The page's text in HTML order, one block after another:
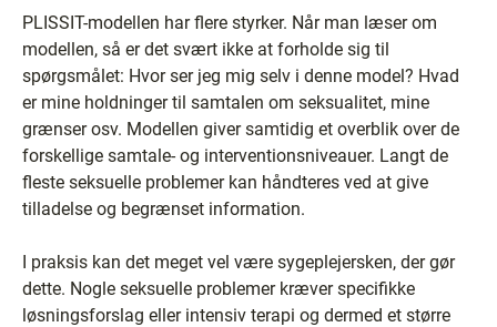
PLISSIT-modellen har flere styrker. Når man læser om
modellen, så er det svært ikke at forholde sig til
spørgsmålet: Hvor ser jeg mig selv i denne model? Hvad
er mine holdninger til samtalen om seksualitet, mine
grænser osv. Modellen giver samtidig et overblik over de
forskellige samtale- og interventionsniveauer. Langt de
fleste seksuelle problemer kan håndteres ved at give
tilladelse og begrænset information.
I praksis kan det meget vel være sygeplejersken, der gør
dette. Nogle seksuelle problemer kræver specifikke
løsningsforslag eller intensiv terapi og dermed et større